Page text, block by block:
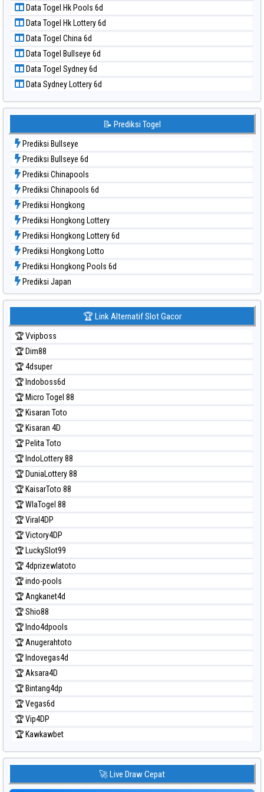
Data Togel Nagoya
Data Togel North Carolina Day
Data Togel Pcso
Data Togel Sao Paulo
Data Togel Singapore
Data Togel Sydney
Data Togel Sydney Lottery
Data Togel Sydney Lottery 6d
Data Togel Sydney Lotto
Data Togel Sydney Pools 6d
Data Togel Taipei
Data Togel Taiwan
Data Togel Hk Pools 6d
Data Togel Hk Lottery 6d
Data Togel China 6d
Data Togel Bullseye 6d
Data Togel Sydney 6d
Data Sydney Lottery 6d
📝 Prediksi Togel
Prediksi Bullseye
Prediksi Bullseye 6d
Prediksi Chinapools
Prediksi Chinapools 6d
Prediksi Hongkong
Prediksi Hongkong Lottery
Prediksi Hongkong Lottery 6d
Prediksi Hongkong Lotto
Prediksi Hongkong Pools 6d
Prediksi Japan
Prediksi Japan 6d
Prediksi Kuda Lari
Prediksi Magnum Cambodia
Prediksi Nagoya
Prediksi North Carolina Day
Prediksi Pcso
Prediksi Sao Paulo
Prediksi Singapore
Prediksi Sydney
Prediksi Sydney Lottery
Prediksi Sydney Lottery 6d
Prediksi Sydney Lotto
Prediksi Sydney Pools 6d
Prediksi Taipei
Prediksi Taiwan
🏆 Link Alternatif Slot Gacor
🏆 Vvipboss
🏆 Dim88
🏆 4dsuper
🏆 Indoboss6d
🏆 Micro Togel 88
🏆 Kisaran Toto
🏆 Kisaran 4D
🏆 Pelita Toto
🏆 IndoLottery 88
🏆 DuniaLottery 88
🏆 KaisarToto 88
🏆 WlaTogel 88
🏆 Viral4DP
🏆 Victory4DP
🏆 LuckySlot99
🏆 4dprizewlatoto
🏆 indo-pools
🏆 Angkanet4d
🏆 Shio88
🏆 Indo4dpools
🏆 Anugerahtoto
🏆 Indovegas4d
🏆 Aksara4D
🏆 Bintang4dp
🏆 Vegas6d
🏆 Vip4DP
🏆 Kawkawbet
🚀 Live Draw Cepat